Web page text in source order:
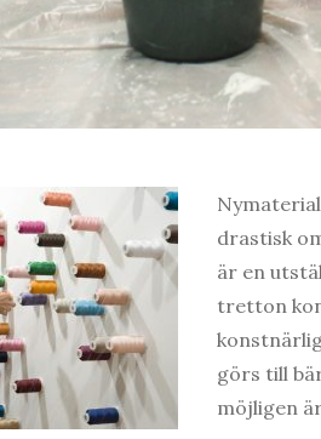
drastisk
är en
tretton
görs till
möjligen